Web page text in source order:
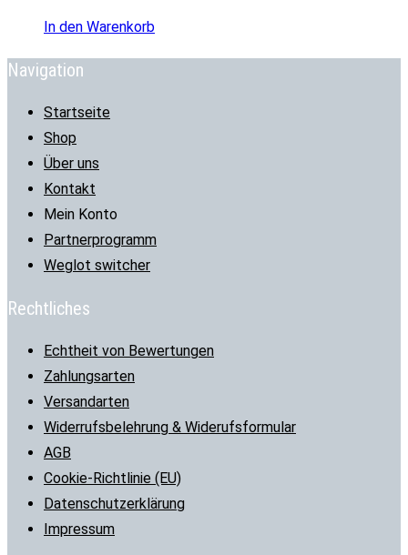
In den Warenkorb
Navigation
Startseite
Shop
Über uns
Kontakt
Mein Konto
Partnerprogramm
Weglot switcher
Rechtliches
Echtheit von Bewertungen
Zahlungsarten
Versandarten
Widerrufsbelehrung & Widerufsformular
AGB
Cookie-Richtlinie (EU)
Datenschutzerklärung
Impressum